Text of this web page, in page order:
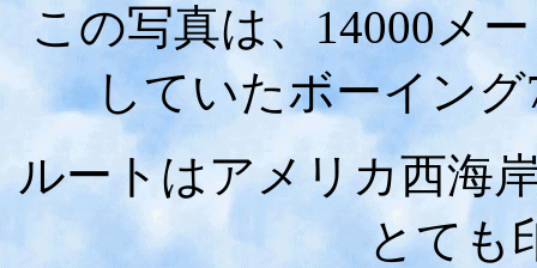
この写真は、14000メ
していたボーイン
ルートはアメリカ西海
とても